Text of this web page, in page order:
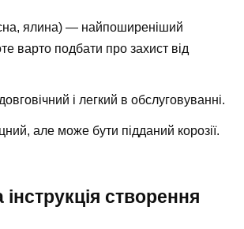
ялина) — найпоширеніший
варто подбати про захист від
і легкий в обслуговуванні.
але може бути підданий корозії.
створення